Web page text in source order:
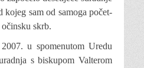
kojeg sam od samoga počet­
skrb.
u spomenu­tom Uredu
s biskupom Valterom